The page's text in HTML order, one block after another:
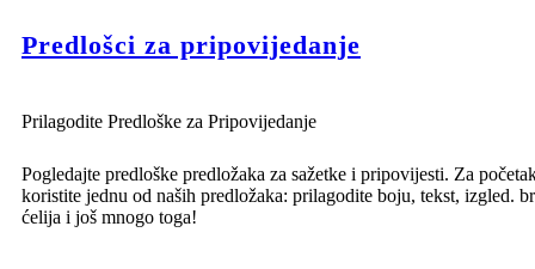
Predlošci za pripovijedanje
Prilagodite Predloške za Pripovijedanje
Pogledajte predloške predložaka za sažetke i pripovijesti. Za
koristite jednu od naših predložaka: prilagodite boju, tekst, izgled.
ćelija i još mnogo toga!